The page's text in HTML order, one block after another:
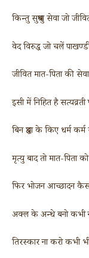
किन्तु सुश्रुषा सेवा जो
वेद विरुद्ध जो चलें
जीवित मात-पिता की सेवा
इसी में निहित है
बिन श्रद्धा के किए धर्म
मृत्यु बाद तो मात-पिता
फिर भोजन आच्छादन
अक्ल के अन्धे बनो कभी
तिरस्कार ना करो कभी